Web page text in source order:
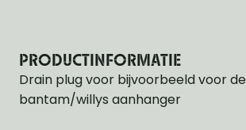
PRODUCTINFORMATIE
Drain plug voor bijvoorbeeld voor de
bantam/willys aanhanger